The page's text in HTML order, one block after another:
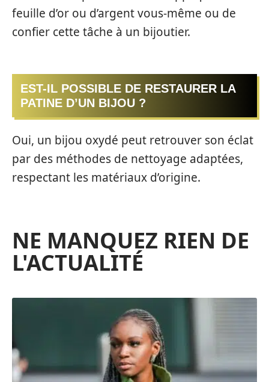
feuille d’or ou d’argent vous-même ou de
confier cette tâche à un bijoutier.
EST-IL POSSIBLE DE RESTAURER LA
PATINE D’UN BIJOU ?
Oui, un bijou oxydé peut retrouver son éclat
par des méthodes de nettoyage adaptées,
respectant les matériaux d’origine.
NE MANQUEZ RIEN DE
L'ACTUALITÉ